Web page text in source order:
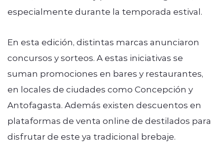
especialmente durante la temporada estival.
En esta edición, distintas marcas anunciaron
concursos y sorteos. A estas iniciativas se
suman promociones en bares y restaurantes,
en locales de ciudades como Concepción y
Antofagasta. Además existen descuentos en
plataformas de venta online de destilados para
disfrutar de este ya tradicional brebaje.